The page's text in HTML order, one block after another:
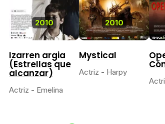
2010
Izarren argia
(Estrellas que
alcanzar)
Actriz - Emelina
2010
Mystical
Actriz - Harpy